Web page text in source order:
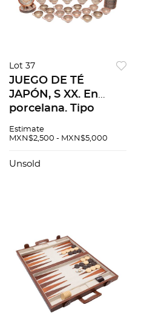
Lot 37
JUEGO DE TÉ
JAPÓN, S XX. En
porcelana. Tipo
con motivos
naranja. 43 piezas
Estimate
MXN$2,500 - MXN$5,000
Unsold